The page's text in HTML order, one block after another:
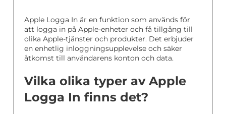
Apple Logga In är en funktion som används för
att logga in på Apple-enheter och få tillgång till
olika Apple-tjänster och produkter. Det erbjuder
en enhetlig inloggningsupplevelse och säker
åtkomst till användarens konton och data.
Vilka olika typer av Apple
Logga In finns det?